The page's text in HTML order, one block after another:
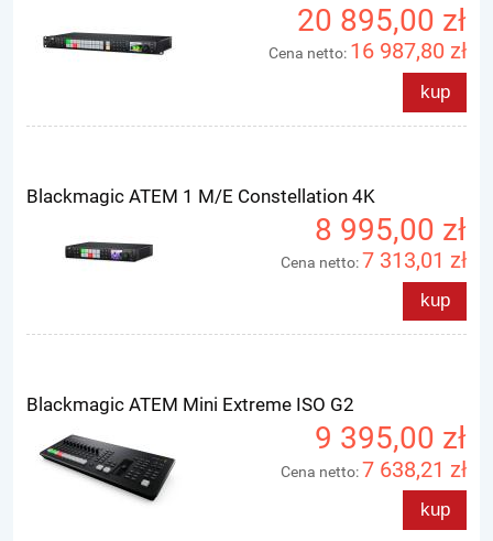
20 895,00 zł
Cena netto: 16 987,80 zł
kup
Blackmagic ATEM 1 M/E Constellation 4K
8 995,00 zł
Cena netto:7 313,01 zł
kup
Blackmagic ATEM Mini Extreme ISO G2
9 395,00 zł
Cena netto:7 638,21 zł
kup